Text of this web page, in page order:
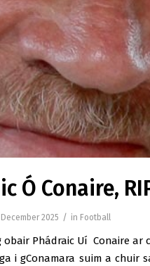
Ó Conaire,
December 2025 / in Football
Phádraic Uí Conaire ar
i gConamara suim a